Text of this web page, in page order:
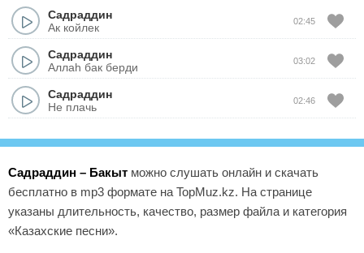
Садраддин
Ак койлек
02:45
Садраддин
Аллаһ бак берди
03:02
Садраддин
Не плачь
02:46
Садраддин – Бакыт можно слушать онлайн и скачать
бесплатно в mp3 формате на TopMuz.kz. На странице
указаны длительность, качество, размер файла и категория
«Казахские песни».